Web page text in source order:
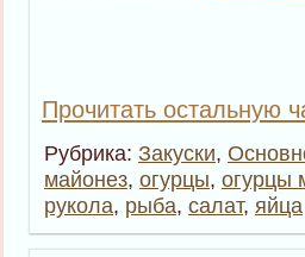
Прочитать остальную
Рубрика: Закуски,
майонез, огурцы, огурцы
рукола, рыба, салат, яйца